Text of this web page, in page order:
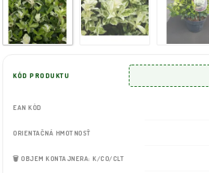
KÓD PRODUKTU
EAN KÓD
ORIENTAČNÁ HMOTNOSŤ
🗑️ OBJEM KONTAJNERA: K/CO/CLT